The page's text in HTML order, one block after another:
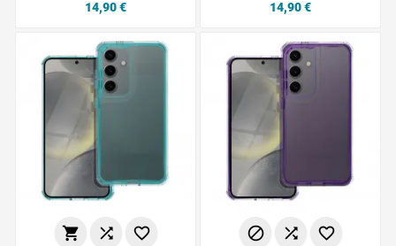
14,90 € 14,90 €
     